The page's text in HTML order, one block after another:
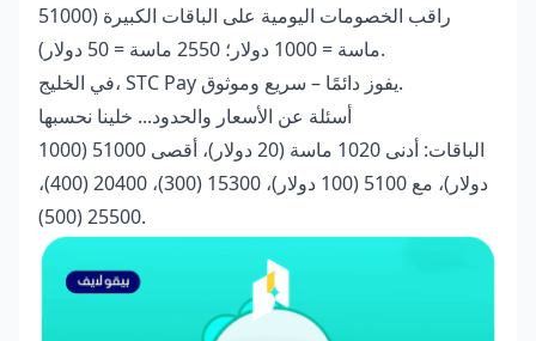
راقب الخصومات اليومية على الباقات الكبيرة (51000
ماسة = 1000 دولار؛ 2550 ماسة = 50 دولار).
في الخليج، STC Pay يفوز دائمًا – سريع وموثوق.
أسئلة عن الأسعار والحدود... خلينا نحسبها
الباقات: أدنى 1020 ماسة (20 دولار)، أقصى 51000 (1000
دولار)، مع 5100 (100 دولار)، 15300 (300)، 20400 (400)،
25500 (500).